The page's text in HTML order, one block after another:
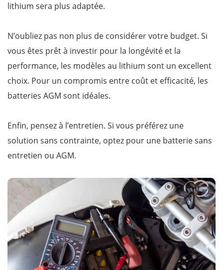
lithium sera plus adaptée.
N’oubliez pas non plus de considérer votre budget. Si
vous êtes prêt à investir pour la longévité et la
performance, les modèles au lithium sont un excellent
choix. Pour un compromis entre coût et efficacité, les
batteries AGM sont idéales.
Enfin, pensez à l’entretien. Si vous préférez une
solution sans contrainte, optez pour une batterie sans
entretien ou AGM.